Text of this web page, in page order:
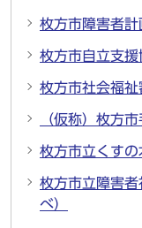
枚方市障害者
枚方市自立支援
枚方市社会福
（仮称）枚方
枚方市立くすの
枚方市立障害
べ）